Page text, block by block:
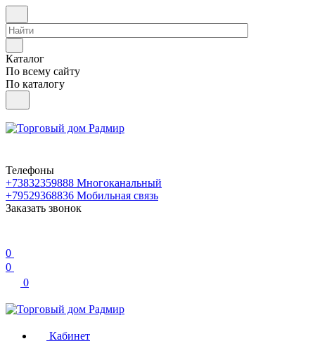
Каталог
По всему сайту
По каталогу
Телефоны
+73832359888 Многоканальный
+79529368836 Мобильная связь
Заказать звонок
0
0
0
Кабинет